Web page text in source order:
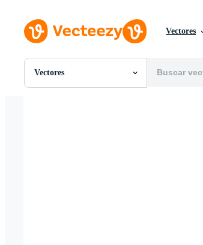
Vectores
Vectores
Todas Imágenes